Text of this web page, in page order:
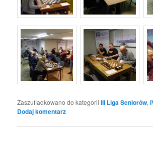
Zaszufladkowano do kategorii III Liga Seniorów,
Dodaj komentarz